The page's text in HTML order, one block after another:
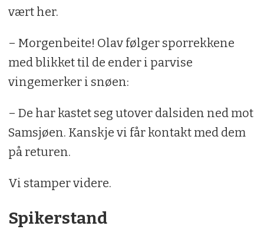
vært her.
– Morgenbeite! Olav følger sporrekkene
med blikket til de ender i parvise
vingemerker i snøen:
– De har kastet seg utover dalsiden ned mot
Samsjøen. Kanskje vi får kontakt med dem
på returen.
Vi stamper videre.
Spikerstand